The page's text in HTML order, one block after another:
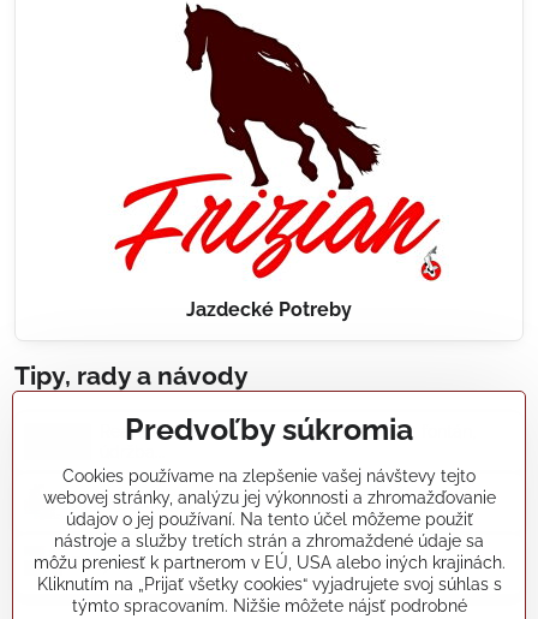
Jazdecké Potreby
Tipy, rady a návody
Realizácie záhradných jazierok, bazénov, fontán,
Články a blogy
Rady a návody
Predvoľby súkromia
Cookies používame na zlepšenie vašej návštevy tejto
webovej stránky, analýzu jej výkonnosti a zhromažďovanie
údajov o jej používaní. Na tento účel môžeme použiť
nástroje a služby tretích strán a zhromaždené údaje sa
môžu preniesť k partnerom v EÚ, USA alebo iných krajinách.
Kliknutím na „Prijať všetky cookies“ vyjadrujete svoj súhlas s
týmto spracovaním. Nižšie môžete nájsť podrobné